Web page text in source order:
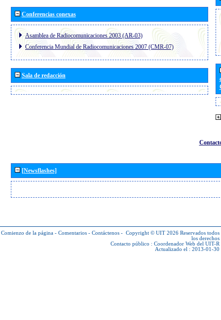
Conferencias conexas
Asamblea de Radiocomunicaciones 2003 (AR-03)
Conferencia Mundial de Radiocomunicaciones 2007 (CMR-07)
Sala de redacción
[Newsflashes]
Comienzo de la página - Comentarios - Contáctenos - Copyright © UIT 2026 Reservados todos
los derechos
Contacto público : Coordenador Web del UIT-R
Actualizado el : 2013-01-30